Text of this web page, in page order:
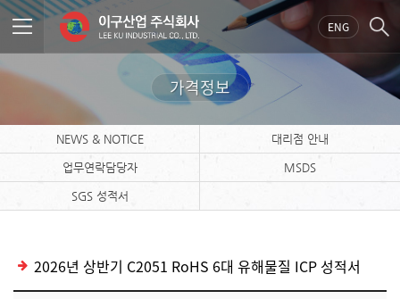
ENG
가격정보
NEWS & NOTICE 대리점 안내
업무연락담당자 MSDS
SGS 성적서
2026년 상반기 C2051 RoHS 6대 유해물질 ICP 성적서